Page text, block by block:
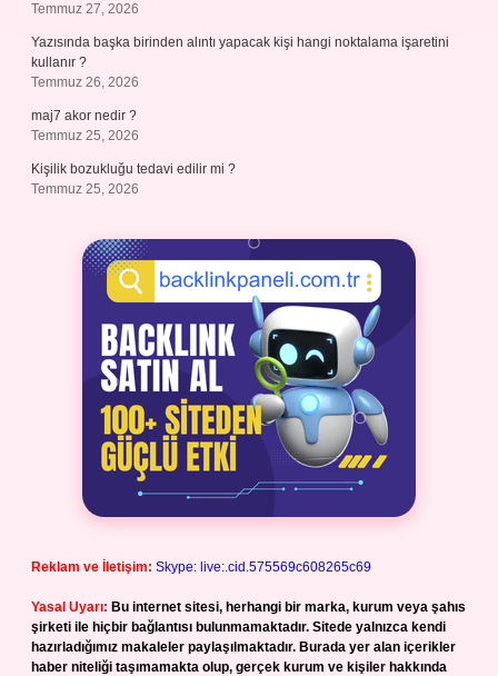
Temmuz 27, 2026
Yazısında başka birinden alıntı yapacak kişi hangi noktalama işaretini
kullanır ?
Temmuz 26, 2026
maj7 akor nedir ?
Temmuz 25, 2026
Kişilik bozukluğu tedavi edilir mi ?
Temmuz 25, 2026
Reklam ve İletişim: Skype: live:.cid.575569c608265c69
Yasal Uyarı: Bu internet sitesi, herhangi bir marka, kurum veya şahıs
şirketi ile hiçbir bağlantısı bulunmamaktadır. Sitede yalnızca kendi
hazırladığımız makaleler paylaşılmaktadır. Burada yer alan içerikler
haber niteliği taşımamakta olup, gerçek kurum ve kişiler hakkında